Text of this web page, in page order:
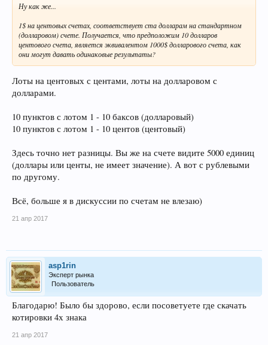
Ну как же...
1$ на центовых счетах, соответствует ста долларам на стандартном
(долларовом) счете. Получается, что предположим 10 долларов
центового счета, является эквивалентом 1000$ долларового счета, как
они могут давать одинаковые результаты?
Лоты на центовых с центами, лоты на долларовом с
долларами.
10 пунктов с лотом 1 - 10 баксов (долларовый)
10 пунктов с лотом 1 - 10 центов (центовый)
Здесь точно нет разницы. Вы же на счете видите 5000 единиц
(доллары или центы, не имеет значение). А вот с рублевыми
по другому.
Всё, больше я в дискуссии по счетам не влезаю)
21 апр 2017
asp1rin
Эксперт рынка
Пользователь
Благодарю! Было бы здорово, если посоветуете где скачать
котировки 4х знака
21 апр 2017